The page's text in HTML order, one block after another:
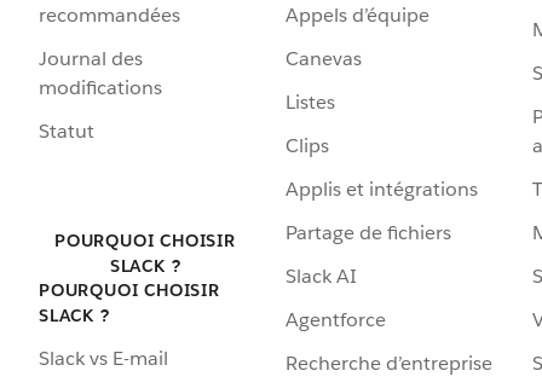
recommandées
Journal des
modifications
Statut
POURQUOI CHOISIR
SLACK ?
POURQUOI CHOISIR
SLACK ?
Slack vs E-mail
Appels d’équipe
Canevas
Listes
Clips
Applis et intégrations
Partage de fichiers
Slack AI
Agentforce
Recherche d’entreprise